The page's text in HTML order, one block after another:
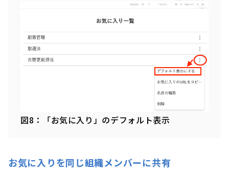
図8：「お気に入り」のデフォルト表示
お気に入りを同じ組織メンバーに共有